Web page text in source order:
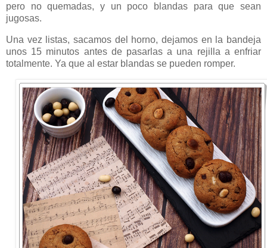
pero no quemadas, y un poco blandas para que sean
jugosas.
Una vez listas, sacamos del horno, dejamos en la bandeja
unos 15 minutos antes de pasarlas a una rejilla a enfriar
totalmente. Ya que al estar blandas se pueden romper.